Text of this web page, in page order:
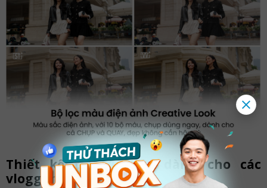
Thiết kế tối ưu hóa dành cho các
vlogger